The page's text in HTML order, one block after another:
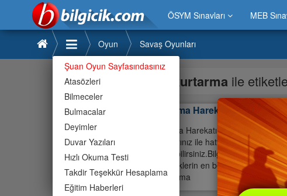
ÖSYM Sınavları MEB
Şuan Oyun Sayfasındasınız
Atasözleri
Bilmeceler
Bulmacalar
Deyimler
Duvar Yazıları
Hızlı Okuma Testi
Takdir Teşekkür Hesaplama
Eğitim Haberleri
Oyun Savaş Oyunları
kurtarma ile
Kurtarma Harekatı
Kurtarma Harekatı oyunu ilgi
çocuklarınız ile hatta büyük
oynayabilirsiniz.Bilgicik oyunda
ve büyüklerin en beğendiği
» Kurtarma